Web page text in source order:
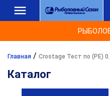
Главная / Crostage Тест по (РЕ)
Каталог